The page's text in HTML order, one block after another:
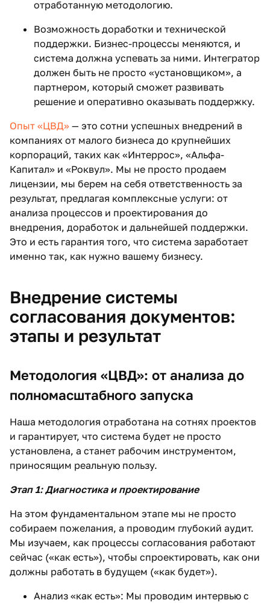
отработанную методологию.
Возможность доработки и технической
поддержки. Бизнес-процессы меняются, и
система должна успевать за ними. Интегратор
должен быть не просто «установщиком», а
партнером, который сможет развивать
решение и оперативно оказывать поддержку.
Опыт «ЦВД» — это сотни успешных внедрений в
компаниях от малого бизнеса до крупнейших
корпораций, таких как «Интеррос», «Альфа-
Капитал» и «Роквул». Мы не просто продаем
лицензии, мы берем на себя ответственность за
результат, предлагая комплексные услуги: от
анализа процессов и проектирования до
внедрения, доработок и дальнейшей поддержки.
Это и есть гарантия того, что система заработает
именно так, как нужно вашему бизнесу.
Внедрение системы
согласования документов:
этапы и результат
Методология «ЦВД»: от анализа до
полномасштабного запуска
Наша методология отработана на сотнях проектов
и гарантирует, что система будет не просто
установлена, а станет рабочим инструментом,
приносящим реальную пользу.
Этап 1: Диагностика и проектирование
На этом фундаментальном этапе мы не просто
собираем пожелания, а проводим глубокий аудит.
Мы изучаем, как процессы согласования работают
сейчас («как есть»), чтобы спроектировать, как они
должны работать в будущем («как будет»).
Анализ «как есть»: Мы проводим интервью с